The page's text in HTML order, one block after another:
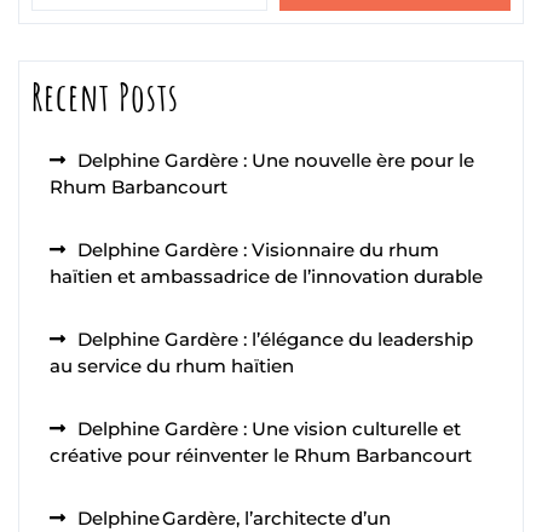
Recent Posts
Delphine Gardère : Une nouvelle ère pour le
Rhum Barbancourt
Delphine Gardère : Visionnaire du rhum
haïtien et ambassadrice de l’innovation durable
Delphine Gardère : l’élégance du leadership
au service du rhum haïtien
Delphine Gardère : Une vision culturelle et
créative pour réinventer le Rhum Barbancourt
Delphine Gardère, l’architecte d’un